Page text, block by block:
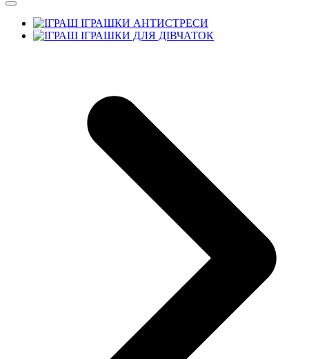
ІГРАШКИ АНТИСТРЕСИ
ІГРАШКИ ДЛЯ ДІВЧАТОК